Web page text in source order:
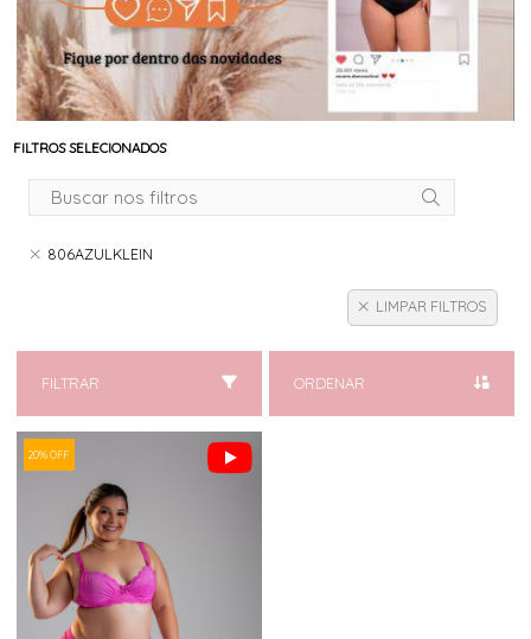
FILTROS SELECIONADOS
806AZULKLEIN
LIMPAR FILTROS
FILTRAR ORDENAR
20% OFF